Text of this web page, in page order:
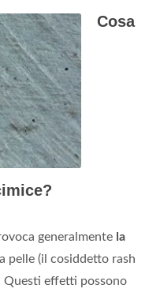
Cosa
generalmente la
pelle (il cosiddetto rash
Questi effetti possono